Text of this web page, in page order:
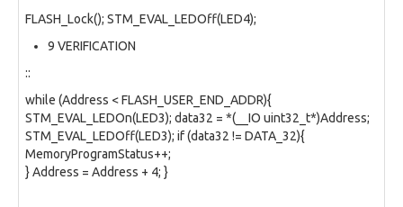
FLASH_Lock(); STM_EVAL_LEDOff(LED4);
9 VERIFICATION
::
while (Address < FLASH_USER_END_ADDR){
STM_EVAL_LEDOn(LED3); data32 = *(__IO uint32_t*)Address;
STM_EVAL_LEDOff(LED3); if (data32 != DATA_32){
MemoryProgramStatus++;
} Address = Address + 4; }